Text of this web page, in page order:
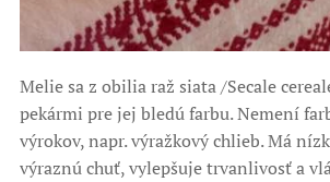
Melie sa z obilia raž siata /Secale
pekármi pre jej bledú farbu. Nemení
výrokov, napr. výražkový chlieb. Má
výraznú chuť, vylepšuje trvanlivosť a